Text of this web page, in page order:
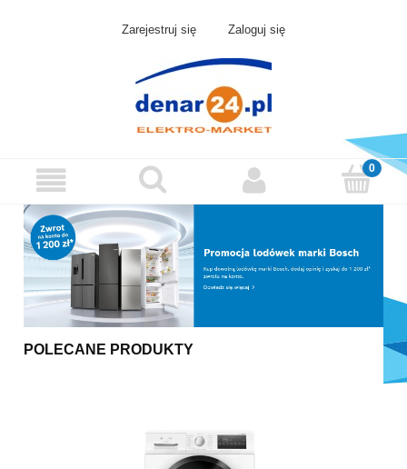
Zarejestruj się Zaloguj się
POLECANE PRODUKTY